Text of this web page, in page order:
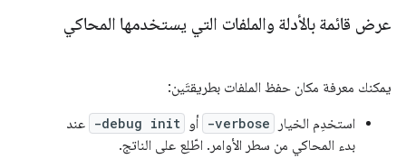
عرض قائمة بالأدلة والملفات التي يستخدمها المحاكي
يمكنك معرفة مكان حفظ الملفات بطريقتَين:
استخدِم الخيار
-verbose أو -debug init عند
بدء المحاكي من سطر الأوامر. اطّلِع على الناتج.